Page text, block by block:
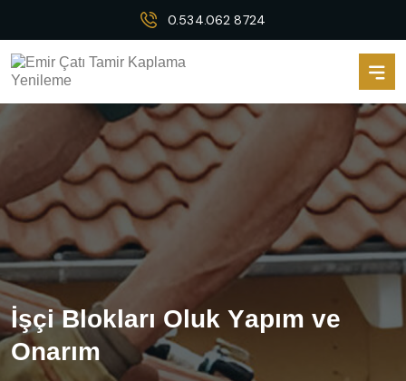
0.534.062 8724
İşçi Blokları Oluk Yapım ve
Onarım